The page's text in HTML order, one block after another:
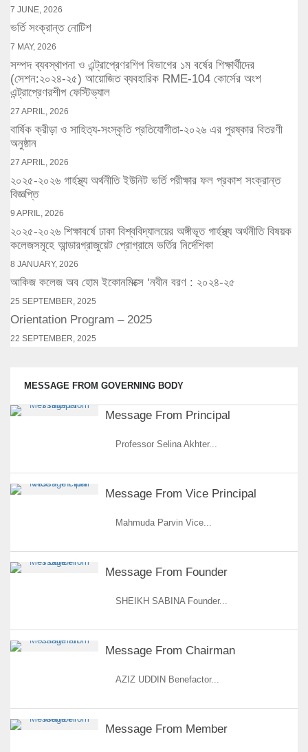
7 JUNE, 2026
ভর্তি সংক্রান্ত নোটিশ
7 MAY, 2026
সম্পদ ব্যবস্থাপনা ও এন্ট্রাপ্রেণরশিপ বিভাগের ১ম বর্ষের শিক্ষার্থীদের
(সেশন:২০২৪-২৫) আয়োজিত ব্যবহারিক RME-104 কোর্সের অংশ
এন্ট্রাপ্রেণরশীপ ফেস্টিভ্যাল
27 APRIL, 2026
বার্ষিক ক্রীড়া ও সাহিত্য-সংস্কৃতি প্রতিযোগীতা-২০২৬ এর পুরষ্কার বিতরণী
অনুষ্ঠান
27 APRIL, 2026
২০২৫-২০২৬ গার্হস্থ্য অর্থনীতি ইউনিট ভর্তি পরীক্ষার ফল প্রকাশ সংক্রান্ত
বিজ্ঞপ্তি
9 APRIL, 2026
২০২৫-২০২৬ শিক্ষাবর্ষে ঢাকা বিশ্ববিদ্যালয়ের অঙ্গীভূত গার্হস্থ্য অর্থনীতি বিষয়ক
কলেজসমূহে আন্ডারগ্রাজুয়েট প্রোগ্রামে ভর্তির নির্দেশিকা
8 JANUARY, 2026
আকিজ কলেজ অব হোম ইকোনমিক্সে ‘নবীন বরণ : ২০২৪-২৫
25 SEPTEMBER, 2025
Orientation Program – 2025
22 SEPTEMBER, 2025
MESSAGE FROM GOVERNING BODY
Message From Principal
Professor Selina Akhter...
Message From Vice Principal
Mahmuda Parvin Vice...
Message From Founder
SHEIKH SABINA Founder...
Message From Chairman
AZIZ UDDIN Benefactor...
Message From Member